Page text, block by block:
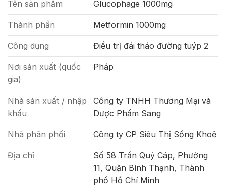
Tên sản phẩm Glucophage 1000mg
Thành phần Metformin 1000mg
Công dụng Điều trị đái tháo đường tuýp 2
Nơi sản xuất (quốc
gia)
Pháp
Nhà sản xuất / nhập
khẩu
Công ty TNHH Thương Mại và
Dược Phẩm Sang
Nhà phân phối Công ty CP Siêu Thị Sống Khoẻ
Địa chỉ
Số 58 Trần Quý Cáp, Phường
11, Quận Bình Thạnh, Thành
phố Hồ Chí Minh